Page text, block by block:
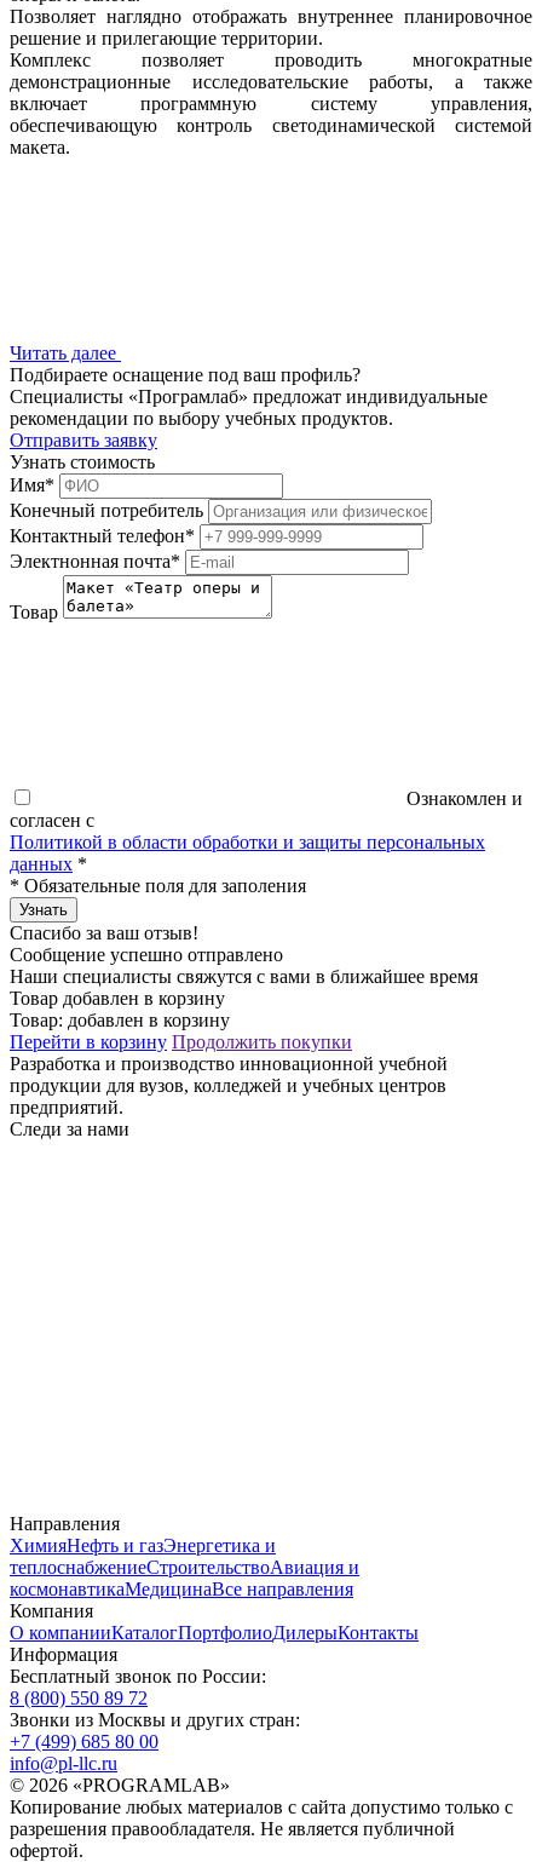
Позволяет наглядно отображать внутреннее планировочное
решение и прилегающие территории.
Комплекс позволяет проводить многократные
демонстрационные исследовательские работы, а также
включает программную систему управления,
обеспечивающую контроль светодинамической системой
макета.
Читать далее
Подбираете оснащение под ваш профиль?
Специалисты «Програмлаб» предложат индивидуальные
рекомендации по выбору учебных продуктов.
Отправить заявку
Узнать стоимость
Имя*
Конечный потребитель
Контактный телефон*
Электнонная почта*
Товар
Ознакомлен и
согласен с
Политикой в области обработки и защиты персональных
данных *
* Обязательные поля для заполения
Узнать
Спасибо за ваш отзыв!
Сообщение успешно отправлено
Наши специалисты свяжутся с вами в ближайшее время
Товар добавлен в корзину
Товар: добавлен в корзину
Перейти в корзину Продолжить покупки
Разработка и производство инновационной учебной
продукции для вузов, колледжей и учебных центров
предприятий.
Следи за нами
Направления
ХимияНефть и газЭнергетика и
теплоснабжениеСтроительствоАвиация и
космонавтикаМедицинаВсе направления
Компания
О компанииКаталогПортфолиоДилерыКонтакты
Информация
Бесплатный звонок по России:
8 (800) 550 89 72
Звонки из Москвы и других стран:
+7 (499) 685 80 00
info@pl-llc.ru
© 2026 «PROGRAMLAB»
Копирование любых материалов с сайта допустимо только с
разрешения правообладателя. Не является публичной
офертой.